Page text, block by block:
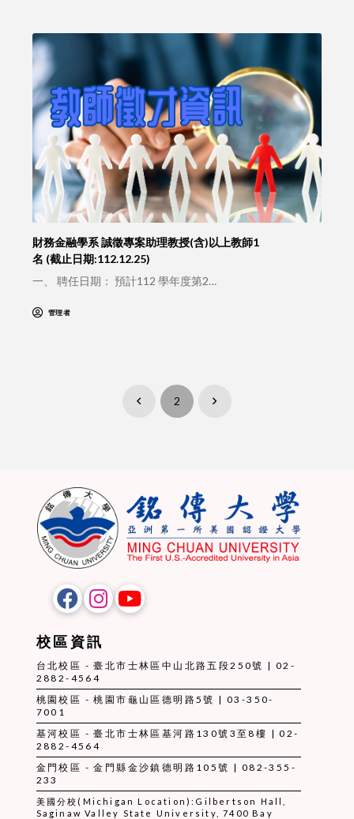
財務金融學系 誠徵專案助理教授(含)以上教師1
名 (截止日期:112.12.25)
一、 聘任日期： 預計112 學年度第2…
管理者
Prev 2 Next
校區資訊
台北校區 - 臺北市士林區中山北路五段250號 | 02-
2882-4564
桃園校區 - 桃園市龜山區德明路5號 | 03-350-
7001
基河校區 - 臺北市士林區基河路130號3至8樓 | 02-
2882-4564
金門校區 - 金門縣金沙鎮德明路105號 | 082-355-
233
美國分校(Michigan Location):Gilbertson Hall,
Saginaw Valley State University, 7400 Bay